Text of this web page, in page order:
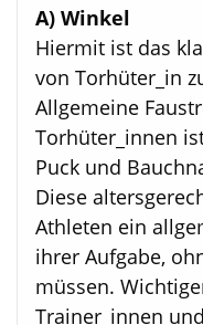
A) Winkel
Hiermit ist das
von Torhüter_in
Allgemeine
Torhüter_innen
Puck und
Diese
Athleten ein
ihrer Aufgabe,
müssen.
Trainer_innen